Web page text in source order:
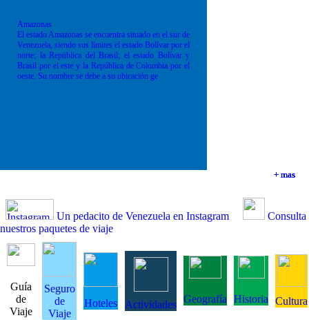
+ mas
+ mas
+ mas
Amazonas
El estado Amazonas se encuentra situado en el sur de
Venezuela, siendo sus límites el estado Bolívar por el
norte; la República del Brasil; el estado Bolívar y
Brasil por el este y la República de Colombia por el
oeste. Su nombre se debe a su ubicación ge
+ mas
Un pedacito de Venezuela en Instagram
Consulta
nuestros paquetes de viaje
Guía
de
Viaje
Seguro
de
Viaje
Hoteles Actividades Geografía Historia Cultura